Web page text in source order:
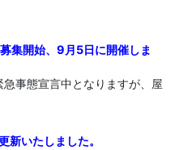
集開始、9月5日に開催しま
事態宣言中となりますが、屋
新いたしました。